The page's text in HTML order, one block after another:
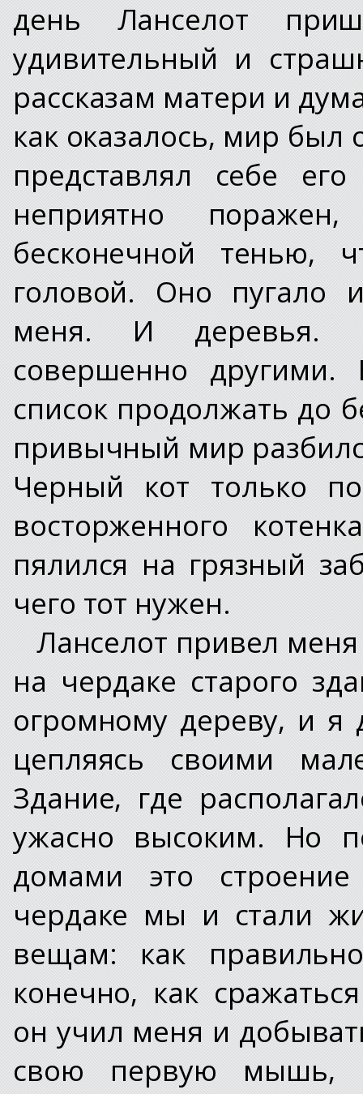
день Ланселот
удивительный и
рассказам матери и
как оказалось, мир
представлял себе
неприятно
бесконечной тенью,
головой. Оно пугало
меня. И деревья.
совершенно
список продолжать до
привычный мир
Черный кот только
восторженного
пялился на грязный
чего тот нужен.
Ланселот привел
на чердаке старого
огромному дереву, и я
цепляясь своими
Здание, где
ужасно высоким. Но
домами это
чердаке мы и стали
вещам: как
конечно, как
он учил меня и
свою первую мышь,